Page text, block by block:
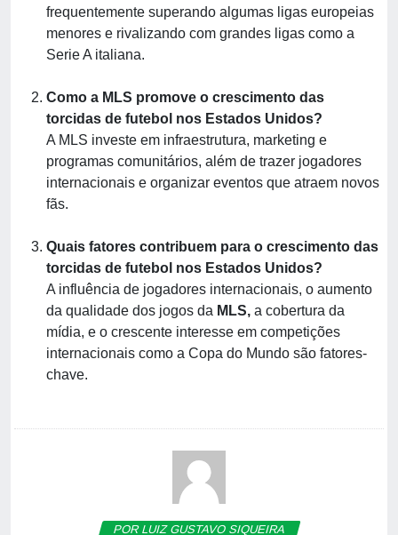
frequentemente superando algumas ligas europeias
menores e rivalizando com grandes ligas como a
Serie A italiana.
Como a MLS promove o crescimento das
torcidas de futebol nos Estados Unidos?
A MLS investe em infraestrutura, marketing e
programas comunitários, além de trazer jogadores
internacionais e organizar eventos que atraem novos
fãs.
Quais fatores contribuem para o crescimento das
torcidas de futebol nos Estados Unidos?
A influência de jogadores internacionais, o aumento
da qualidade dos jogos da MLS, a cobertura da
mídia, e o crescente interesse em competições
internacionais como a Copa do Mundo são fatores-
chave.
POR LUIZ GUSTAVO SIQUEIRA